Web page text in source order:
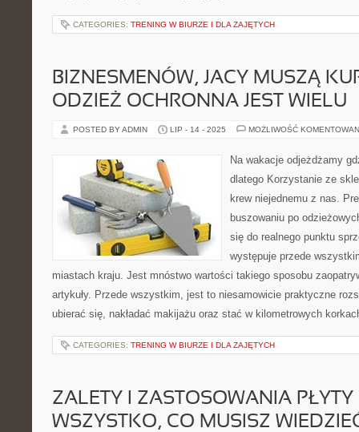
CATEGORIES: TRENING W BIURZE I DLA ZAJĘTYCH
BIZNESMENÓW, JACY MUSZĄ
ODZIEŻ OCHRONNA JEST WIELU
POSTED BY ADMIN LIP - 14 - 2025 MOŻLIWOŚĆ
Na wakacje odjeżdżamy
dlatego Korzystanie ze
krew niejednemu z nas.
buszowaniu po
się do realnego punktu
występuje przede
miastach kraju. Jest mnóstwo wartości takiego sposobu
artykuły. Przede wszystkim, jest to niesamowicie praktyczne
ubierać się, nakładać makijażu oraz stać w kilometrowych
CATEGORIES: TRENING W BIURZE I DLA ZAJĘTYCH
ZALETY I ZASTOSOWANIA PŁYTY
WSZYSTKO, CO MUSISZ